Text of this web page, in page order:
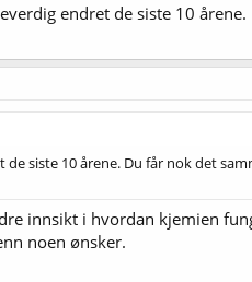
endret de siste 10
siste 10 årene. Du får nok det
innsikt i hvordan kjemien
noen ønsker.